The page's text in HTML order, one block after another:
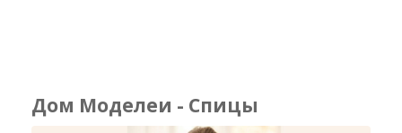
Дом Моделеи - Спицы